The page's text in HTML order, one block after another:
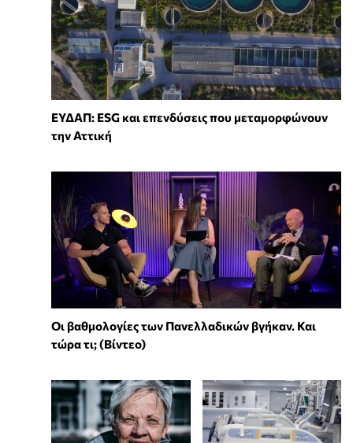
ΕΥΔΑΠ: ESG και επενδύσεις που μεταμορφώνουν
την Αττική
Οι βαθμολογίες των Πανελλαδικών βγήκαν. Και
τώρα τι; (Βίντεο)